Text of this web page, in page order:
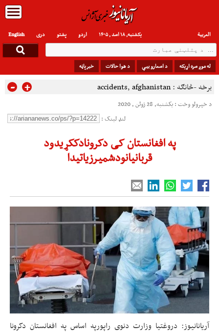
English دری پشتو العربیة اردو یکشنبه, ۱۸ اسد , ۱۴۰۵
له موږ سره اړیکه د اسعارو بیې د هوا حالات خبرپاڼه
برخه -څانګه : accidents, afghanistan
- +
د خپرولو وخت : یکشنبه, 28 ژوئن , 2020
لنډ لینک :
په افغانستان کی دکرونادککړیدود
قربانیانودشمیرزیاتیدا
آریانانیوز: دروغتیا وزارت دنوی راپورپه اساس په افغانستان دکرونا